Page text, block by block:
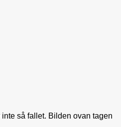
så fallet. Bilden ovan tagen